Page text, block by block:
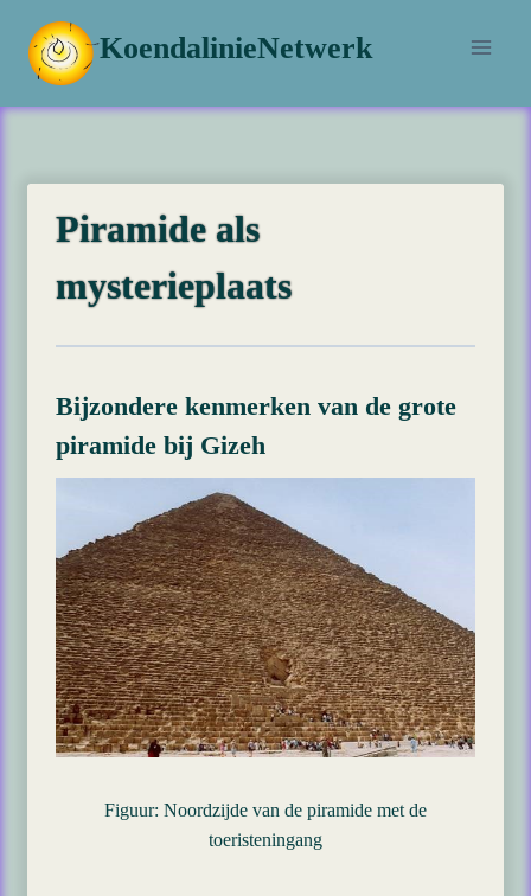
naar
inhoud
KoendalinieNetwerk
Piramide als
mysterieplaats
Bijzondere kenmerken van de grote
piramide bij Gizeh
Figuur: Noordzijde van de piramide met de
toeristeningang